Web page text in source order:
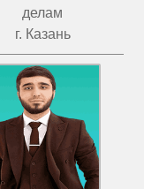
делам
г. Казань